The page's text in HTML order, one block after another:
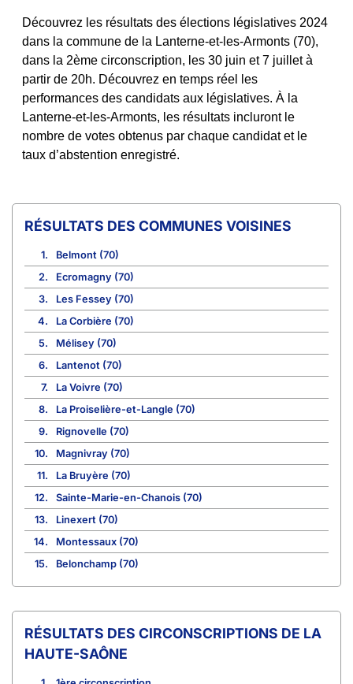
Découvrez les résultats des élections législatives 2024
dans la commune de la Lanterne-et-les-Armonts (70),
dans la 2ème circonscription, les 30 juin et 7 juillet à
partir de 20h. Découvrez en temps réel les
performances des candidats aux législatives. À la
Lanterne-et-les-Armonts, les résultats incluront le
nombre de votes obtenus par chaque candidat et le
taux d’abstention enregistré.
COMMUNES VOISINES
1.
Belmont (70)
2.
Ecromagny (70)
3.
Les Fessey (70)
4.
La Corbière (70)
5.
Mélisey (70)
6.
Lantenot (70)
7.
La Voivre (70)
8.
La Proiselière-et-Langle (70)
9.
Rignovelle (70)
10.
Magnivray (70)
11.
La Bruyère (70)
12.
Sainte-Marie-en-Chanois (70)
13.
Linexert (70)
14.
Montessaux (70)
15.
Belonchamp (70)
CIRCONSCRIPTIONS DE LA
HAUTE-SAÔNE